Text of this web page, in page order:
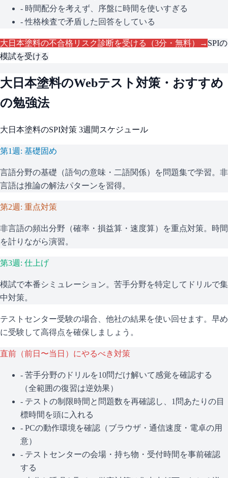
- 時間配分を考えず、序盤に時間を使いすぎる
- 性格検査で矛盾した回答をしている
大日本塗料の不合格リスク診断を受ける（3分・無料）→ SPIの
模試を受ける
大日本塗料のWebテスト対策・おすすめ
の勉強法
大日本塗料のSPI対策 3週間スケジュール
第1週: 基礎固め
言語分野の基礎（語句の意味・二語関係）を問題集で学習。非
言語は推論の解法パターンを習得。
第2週: 重点対策
非言語の頻出分野（確率・損益算・速度算）を重点対策。時間
を計りながら演習。
第3週: 仕上げ
模試で本番シミュレーション。苦手分野を特定してドリルで集
中対策。
テストセンター受験の場合、他社の結果を使い回せます。早め
に受験して高得点を確保しましょう。
直前（前日〜当日）にやるべき対策
- 苦手分野のドリルを10問だけ解いて感覚を確認する
（全範囲の復習は逆効果）
- テストの制限時間と問題数を再確認し、1問あたりの目
標時間を頭に入れる
- PCの動作環境を確認（ブラウザ・通信速度・電卓の用
意）
- テストセンターの会場・持ち物・受付時間を事前確認
する